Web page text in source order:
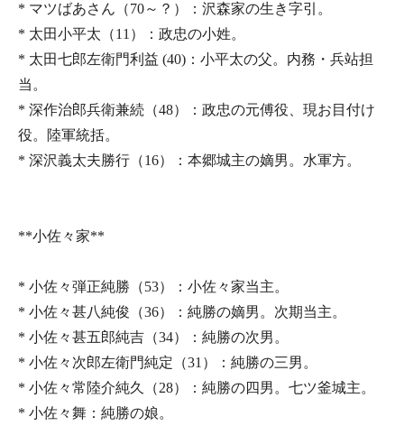
* マツばあさん（70～？）：沢森家の生き字引。
* 太田小平太（11）：政忠の小姓。
* 太田七郎左衛門利益 (40)：小平太の父。内務・兵站担
当。
* 深作治郎兵衛兼続（48）：政忠の元傅役、現お目付け
役。陸軍統括。
* 深沢義太夫勝行（16）：本郷城主の嫡男。水軍方。
**小佐々家**
* 小佐々弾正純勝（53）：小佐々家当主。
* 小佐々甚八純俊（36）：純勝の嫡男。次期当主。
* 小佐々甚五郎純吉（34）：純勝の次男。
* 小佐々次郎左衛門純定（31）：純勝の三男。
* 小佐々常陸介純久（28）：純勝の四男。七ツ釜城主。
* 小佐々舞：純勝の娘。